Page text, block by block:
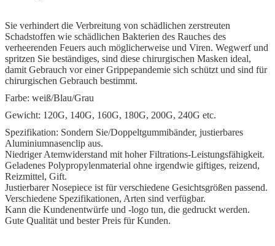
Sie verhindert die Verbreitung von schädlichen zerstreuten
Schadstoffen wie schädlichen Bakterien des Rauches des
verheerenden Feuers auch möglicherweise und Viren. Wegwerf und
spritzen Sie beständiges, sind diese chirurgischen Masken ideal,
damit Gebrauch vor einer Grippepandemie sich schützt und sind für
chirurgischen Gebrauch bestimmt.
Farbe: weiß/Blau/Grau
Gewicht: 120G, 140G, 160G, 180G, 200G, 240G etc.
Spezifikation: Sondern Sie/Doppeltgummibänder, justierbares
Aluminiumnasenclip aus.
Niedriger Atemwiderstand mit hoher Filtrations-Leistungsfähigkeit.
Geladenes Polypropylenmaterial ohne irgendwie giftiges, reizend,
Reizmittel, Gift.
Justierbarer Nosepiece ist für verschiedene Gesichtsgrößen passend.
Verschiedene Spezifikationen, Arten sind verfügbar.
Kann die Kundenentwürfe und -logo tun, die gedruckt werden.
Gute Qualität und bester Preis für Kunden.